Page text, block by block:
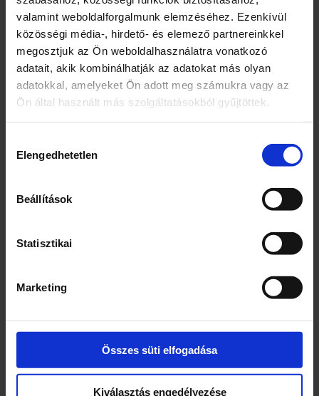
valamint weboldalforgalmunk elemzéséhez. Ezenkívül
közösségi média-, hirdető- és elemező partnereinkkel
megosztjuk az Ön weboldalhasználatra vonatkozó
adatait, akik kombinálhatják az adatokat más olyan
adatokkal, amelyeket Ön adott meg számukra vagy az
Ön által használt más szolgáltatásokból gyűjtöttek.
kiválasztása
Elengedhetetlen
Beállítások
Statisztikai
Marketing
Összes süti elfogadása
Kiválasztás engedélyezése
200
Egység (szabadon)
g
Összetevők
Cukor
Vegyes virágméz (20%)
Tojássárgája lé [tojássárgája, tartósítószer:
anyag: citromsav]
karbonátok
Zsírszegény kakaópor (0,5%)
Nedvesítőszerek: szorbitol, glicerin
Mézessütemény fűszerkeverék